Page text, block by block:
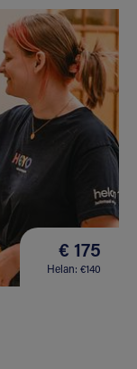
€ 175
Helan: €140